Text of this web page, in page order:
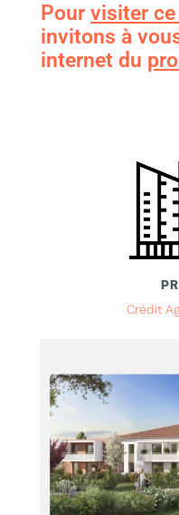
Pour visiter ce
invitons à
internet du
Crédit